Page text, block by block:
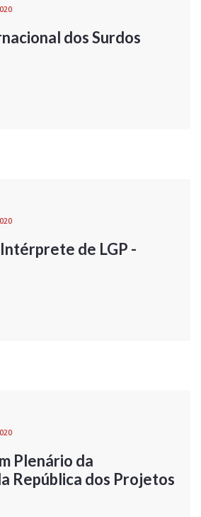
dos Surdos
de LGP -
Plenário da
República dos Projetos